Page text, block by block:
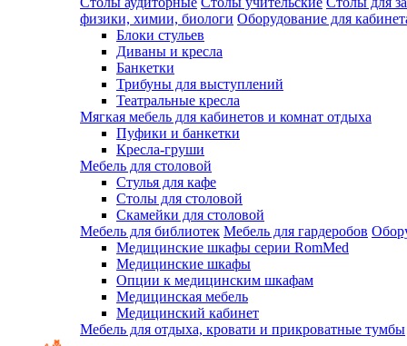
физики, химии, биологи Оборудование для
Блоки стульев
Диваны и кресла
Банкетки
Трибуны для выступлений
Театральные кресла
Мягкая мебель для кабинетов и комнат отдыха
Пуфики и банкетки
Кресла-груши
Мебель для столовой
Cтулья для кафе
Cтолы для столовой
Скамейки для столовой
Мебель для библиотек Мебель для гардеробов
Медицинские шкафы серии RomMed
Медицинские шкафы
Опции к медицинским шкафам
Медицинская мебель
Медицинский кабинет
Мебель для отдыха, кровати и прикроватные тумбы